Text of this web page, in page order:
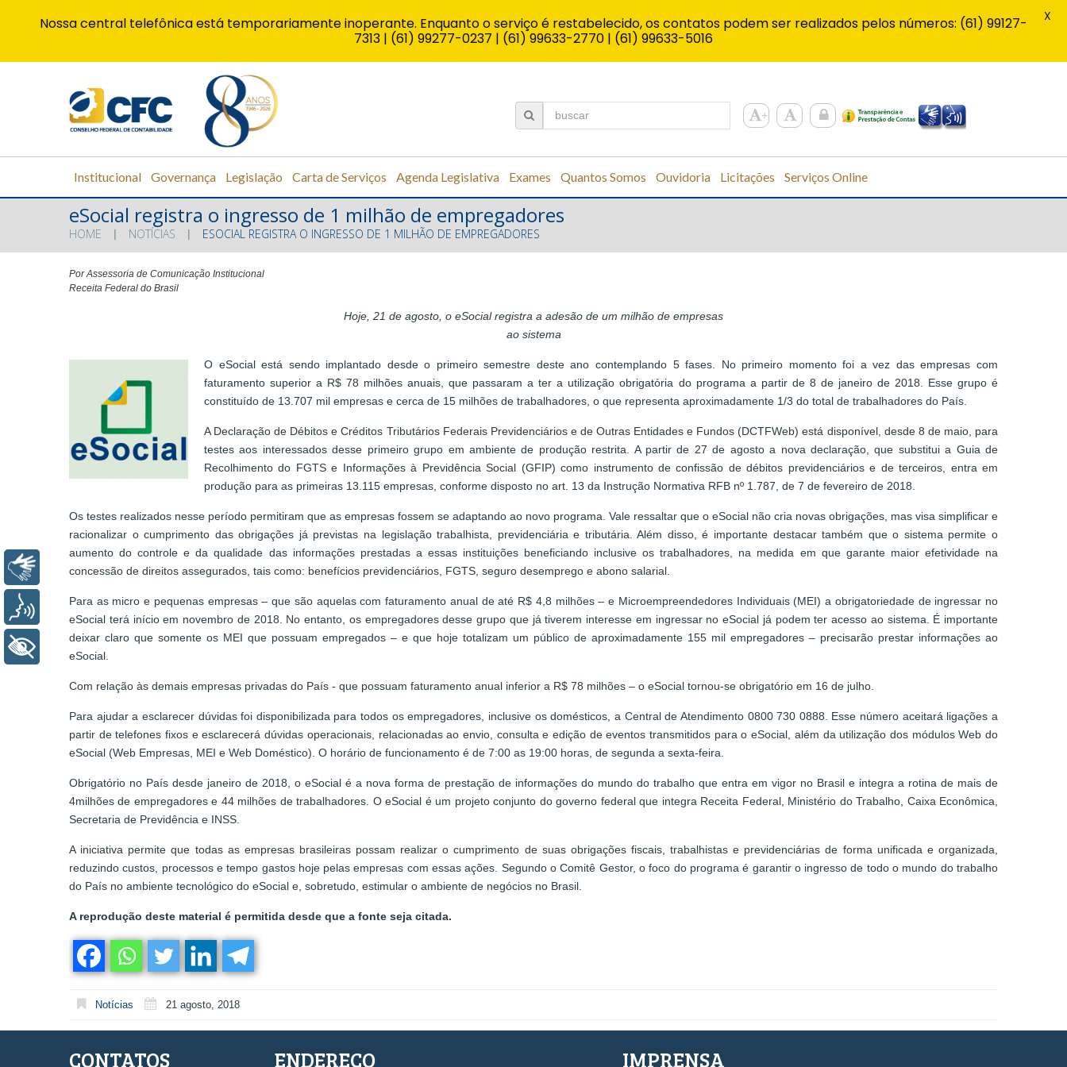
Institucional Governança Legislação Carta de Serviços Agenda Legislativa Exames Quantos Somos Ouvidoria Licitações Serviços Online
eSocial registra o ingresso de 1 milhão de empregadores
HOME NOTÍCIAS ESOCIAL REGISTRA O INGRESSO DE 1 MILHÃO DE EMPREGADORES
Por Assessoria de Comunicação Institucional
Receita Federal do Brasil
Hoje, 21 de agosto, o eSocial registra a adesão de um milhão de empresas
ao sistema
O eSocial está sendo implantado desde o primeiro semestre deste ano contemplando 5 fases. No primeiro momento foi a vez das empresas com
faturamento superior a R$ 78 milhões anuais, que passaram a ter a utilização obrigatória do programa a partir de 8 de janeiro de 2018. Esse grupo é
constituído de 13.707 mil empresas e cerca de 15 milhões de trabalhadores, o que representa aproximadamente 1/3 do total de trabalhadores do País.
A Declaração de Débitos e Créditos Tributários Federais Previdenciários e de Outras Entidades e Fundos (DCTFWeb) está disponível, desde 8 de maio, para
testes aos interessados desse primeiro grupo em ambiente de produção restrita. A partir de 27 de agosto a nova declaração, que substitui a Guia de
Recolhimento do FGTS e Informações à Previdência Social (GFIP) como instrumento de confissão de débitos previdenciários e de terceiros, entra em
produção para as primeiras 13.115 empresas, conforme disposto no art. 13 da Instrução Normativa RFB nº 1.787, de 7 de fevereiro de 2018.
Os testes realizados nesse período permitiram que as empresas fossem se adaptando ao novo programa. Vale ressaltar que o eSocial não cria novas obrigações, mas visa simplificar e
racionalizar o cumprimento das obrigações já previstas na legislação trabalhista, previdenciária e tributária. Além disso, é importante destacar também que o sistema permite o
aumento do controle e da qualidade das informações prestadas a essas instituições beneficiando inclusive os trabalhadores, na medida em que garante maior efetividade na
concessão de direitos assegurados, tais como: benefícios previdenciários, FGTS, seguro desemprego e abono salarial.
Para as micro e pequenas empresas – que são aquelas com faturamento anual de até R$ 4,8 milhões – e Microempreendedores Individuais (MEI) a obrigatoriedade de ingressar no
eSocial terá início em novembro de 2018. No entanto, os empregadores desse grupo que já tiverem interesse em ingressar no eSocial já podem ter acesso ao sistema. É importante
deixar claro que somente os MEI que possuam empregados – e que hoje totalizam um público de aproximadamente 155 mil empregadores – precisarão prestar informações ao
eSocial.
Com relação às demais empresas privadas do País - que possuam faturamento anual inferior a R$ 78 milhões – o eSocial tornou-se obrigatório em 16 de julho.
Para ajudar a esclarecer dúvidas foi disponibilizada para todos os empregadores, inclusive os domésticos, a Central de Atendimento 0800 730 0888. Esse número aceitará ligações a
partir de telefones fixos e esclarecerá dúvidas operacionais, relacionadas ao envio, consulta e edição de eventos transmitidos para o eSocial, além da utilização dos módulos Web do
eSocial (Web Empresas, MEI e Web Doméstico). O horário de funcionamento é de 7:00 as 19:00 horas, de segunda a sexta-feira.
Obrigatório no País desde janeiro de 2018, o eSocial é a nova forma de prestação de informações do mundo do trabalho que entra em vigor no Brasil e integra a rotina de mais de
4milhões de empregadores e 44 milhões de trabalhadores. O eSocial é um projeto conjunto do governo federal que integra Receita Federal, Ministério do Trabalho, Caixa Econômica,
Secretaria de Previdência e INSS.
A iniciativa permite que todas as empresas brasileiras possam realizar o cumprimento de suas obrigações fiscais, trabalhistas e previdenciárias de forma unificada e organizada,
reduzindo custos, processos e tempo gastos hoje pelas empresas com essas ações. Segundo o Comitê Gestor, o foco do programa é garantir o ingresso de todo o mundo do trabalho
do País no ambiente tecnológico do eSocial e, sobretudo, estimular o ambiente de negócios no Brasil.
A reprodução deste material é permitida desde que a fonte seja citada.
Notícias 21 agosto, 2018
CONTATOS ENDEREÇO IMPRENSA
Nossa central telefônica está temporariamente inoperante. Enquanto o serviço é restabelecido, os contatos podem ser realizados pelos números: (61) 99127-
7313 | (61) 99277-0237 | (61) 99633-2770 | (61) 99633-5016
X
Libras
Voz
+ Acessibilidade